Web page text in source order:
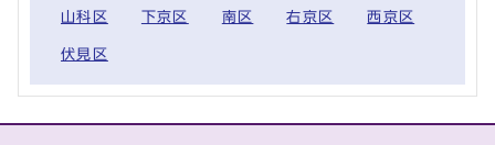
山科区 下京区 南区 右京区 西京区
伏見区